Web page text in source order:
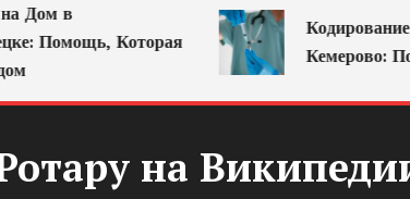
в
Помощь, Которая
Кодирование от
Кемерово:
на